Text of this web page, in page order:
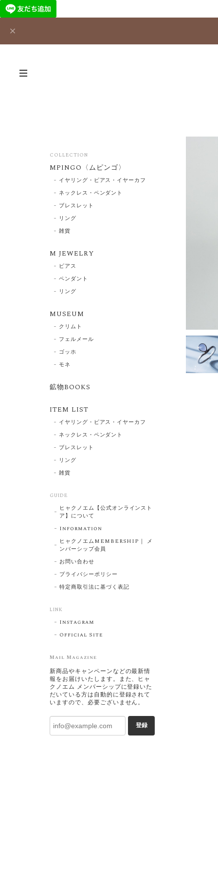
COLLECTION
MPINGO〈ムピンゴ〉
イヤリング・ピアス・イヤーカフ
ネックレス・ペンダント
ブレスレット
リング
雑貨
M JEWELRY
ピアス
ペンダント
リング
MUSEUM
クリムト
フェルメール
ゴッホ
モネ
鉱物BOOKS
ITEM LIST
イヤリング・ピアス・イヤーカフ
ネックレス・ペンダント
ブレスレット
リング
雑貨
GUIDE
ヒャクノエム【公式オンラインスト
ア】について
Information
ヒャクノエムMEMBERSHIP｜ メ
ンバーシップ会員
お問い合わせ
プライバシーポリシー
特定商取引法に基づく表記
LINK
Instagram
Official Site
Mail Magazine
新商品やキャンペーンなどの最新情
報をお届けいたします。また、ヒャ
クノエム メンバーシップに登録いた
だいている方は自動的に登録されて
いますので、必要ございません。
登録